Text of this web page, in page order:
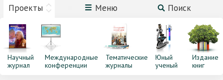
Проекты Меню Поиск
Научный
журнал
Международные
конференции
Тематические
журналы
Юный
ученый
Издание
книг